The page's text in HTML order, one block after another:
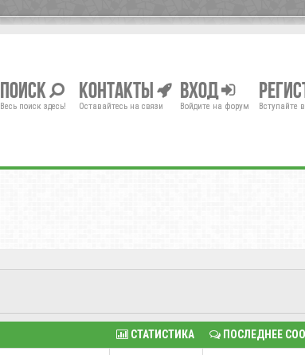
Поиск
Весь поиск здесь!
Контакты
Оставайтесь на связи
Вход
Войдите на форум Вступайте
СТАТИСТИКА ПОСЛЕДНЕЕ